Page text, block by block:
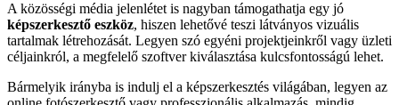
A közösségi média jelenlétet is nagyban támogathatja egy jó
képszerkesztő eszköz, hiszen lehetővé teszi látványos vizuális
tartalmak létrehozását. Legyen szó egyéni projektjeinkről vagy üzleti
céljainkról, a megfelelő szoftver kiválasztása kulcsfontosságú lehet.
Bármelyik irányba is indulj el a képszerkesztés világában, legyen az